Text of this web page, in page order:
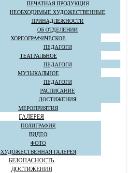
ПЕЧАТНАЯ ПРОДУКЦИЯ
НЕОБХОДИМЫЕ ХУДОЖЕСТВЕННЫЕ
ПРИНАДЛЕЖНОСТИ
ОБ ОТДЕЛЕНИИ
ХОРЕОГРАФИЧЕСКОЕ
ПЕДАГОГИ
ТЕАТРАЛЬНОЕ
ПЕДАГОГИ
МУЗЫКАЛЬНОЕ
ПЕДАГОГИ
РАСПИСАНИЕ
ДОСТИЖЕНИЯ
МЕРОПРИЯТИЯ
ГАЛЕРЕЯ
ПОЛИГРАФИЯ
ВИДЕО
ФОТО
ХУДОЖЕСТВЕННАЯ ГАЛЕРЕЯ
БЕЗОПАСНОСТЬ
ДОСТИЖЕНИЯ